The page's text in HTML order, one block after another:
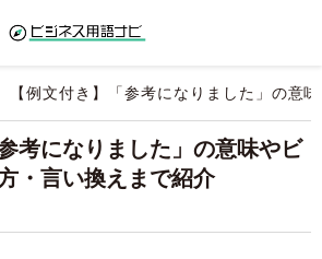
【例文付き】「参考になりました」の意
考になりました」の意味やビ
・言い換えまで紹介